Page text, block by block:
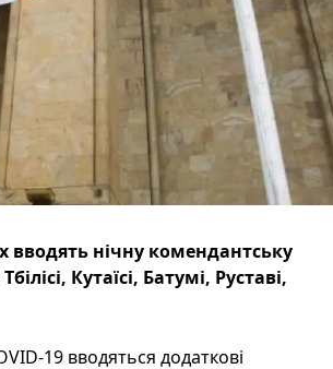
вводять нічну комендантську
Кутаїсі, Батумі, Руставі,
19 вводяться додаткові